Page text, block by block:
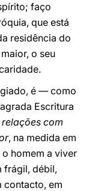
faço
que está
residência do
o seu
é — como
Escritura
com
, na medida em
homem a viver
frágil, débil,
contacto, em